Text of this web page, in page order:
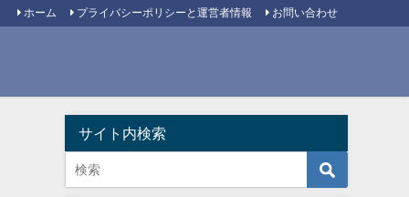
ホーム プライバシーポリシーと運営者情報 お問い合わせ
サイト内検索